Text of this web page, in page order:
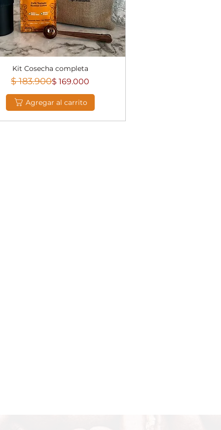
Vista rápida
Kit Cosecha completa
Precio
$ 183.900Precio de oferta
$ 169.000
Agregar al carrito